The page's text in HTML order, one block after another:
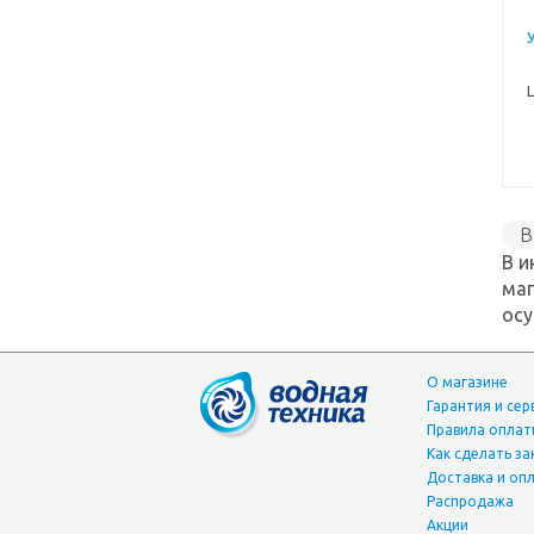
В
О магазине
Гарантия и
Правила
Как сделать
Доставка и
Распродажа
Акции